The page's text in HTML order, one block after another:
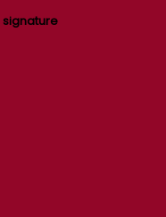
signature